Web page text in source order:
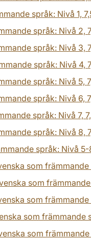
språk: Nivå 1,
språk: Nivå 2,
språk: Nivå 3,
språk: Nivå 4,
språk: Nivå 5,
språk: Nivå 6,
språk: Nivå 7,
språk: Nivå 8,
språk: Nivå 5-
som
som
som
som främmande
som